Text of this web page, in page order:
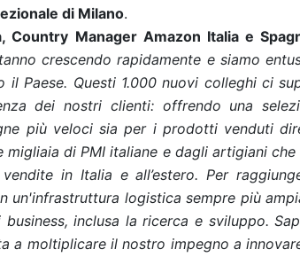
di Milano.
Country Manager Amazon Italia e
crescendo rapidamente e siamo
Paese. Questi 1.000 nuovi colleghi ci
dei nostri clienti: offrendo una
più veloci sia per i prodotti venduti
migliaia di PMI italiane e dagli artigiani
in Italia e all’estero. Per
un'infrastruttura logistica sempre più
inclusa la ricerca e sviluppo.
a moltiplicare il nostro impegno a